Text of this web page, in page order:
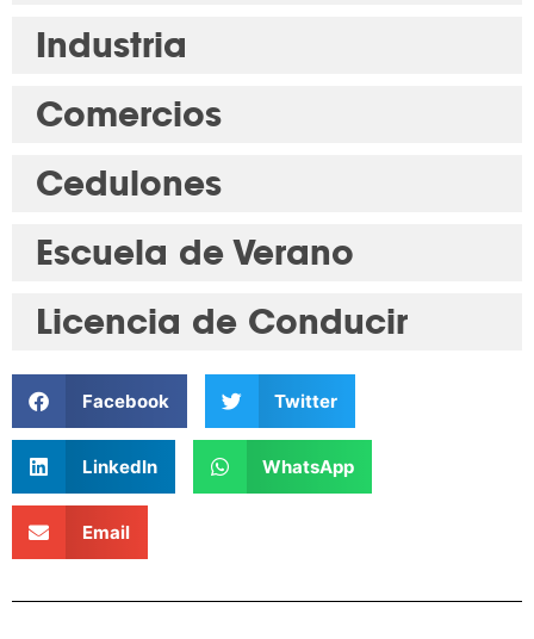
Industria
Comercios
Cedulones
Escuela de Verano
Licencia de Conducir
Facebook Twitter
LinkedIn WhatsApp
Email